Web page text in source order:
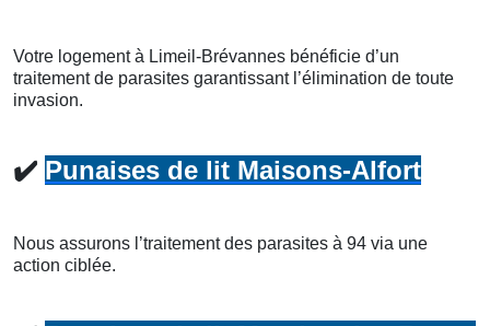
Votre logement à Limeil-Brévannes bénéficie d’un
traitement de parasites garantissant l’élimination de toute
invasion.
✔️ Punaises de lit Maisons-Alfort
Nous assurons l’traitement des parasites à 94 via une
action ciblée.